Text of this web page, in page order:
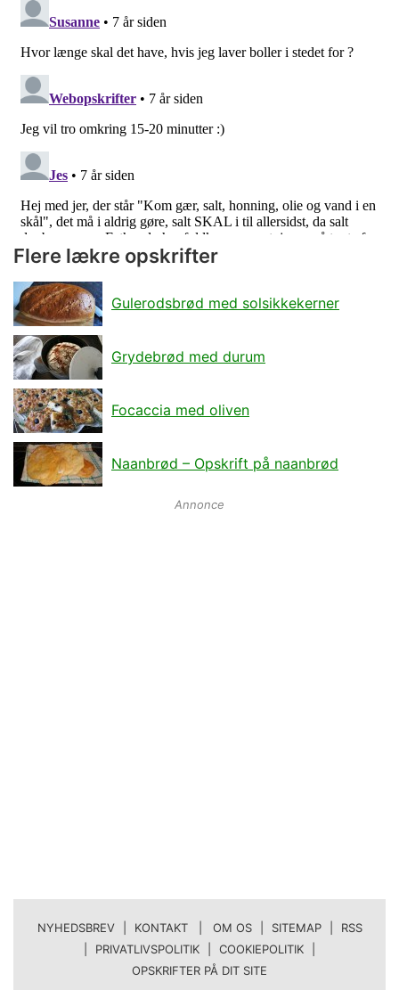
Flere lækre opskrifter
Gulerodsbrød med solsikkekerner
Grydebrød med durum
Focaccia med oliven
Naanbrød – Opskrift på naanbrød
Annonce
NYHEDSBREV KONTAKT | OM OS SITEMAP
RSS
PRIVATLIVSPOLITIK COOKIEPOLITIK
OPSKRIFTER PÅ DIT SITE